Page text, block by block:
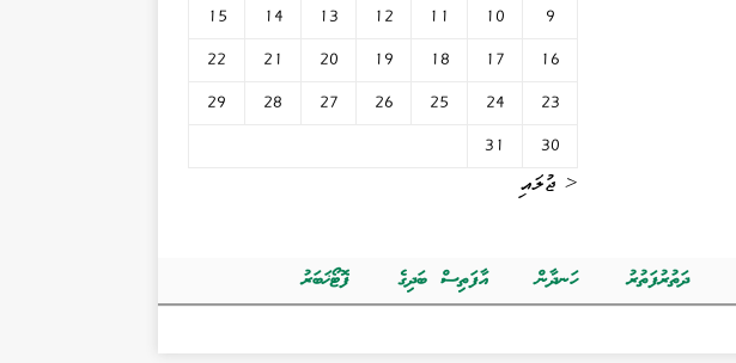
9
10
11
12
13
14
15
16
17
18
19
20
21
22
23
24
25
26
27
28
29
30
31
« ޖުލައި
ދަތުރުފަތުރު ހަނދާން އާފަތިސް ބަދިގެ ފޮޓޯޚަބަރު